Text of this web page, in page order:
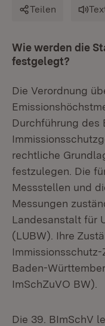
Teilen
Wie werden die
festgelegt?
Die Verordnung
Durchführung des
rechtliche
festzulegen. Die
Messstellen und
Messungen
Landesanstalt für
(LUBW). Ihre
Baden-
ImSchZuVO BW).
Die 39. BImSchV